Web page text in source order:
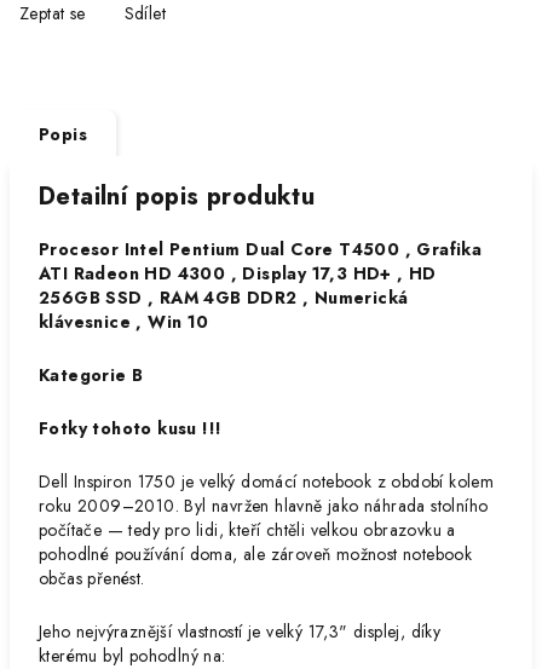
Zeptat se Sdílet
Popis
Detailní popis produktu
Procesor Intel Pentium Dual Core T4500 , Grafika
ATI Radeon HD 4300 , Display 17,3 HD+ , HD
256GB SSD , RAM 4GB DDR2 , Numerická
klávesnice , Win 10
Kategorie B
Fotky tohoto kusu !!!
Dell Inspiron 1750 je velký domácí notebook z období kolem
roku 2009–2010. Byl navržen hlavně jako náhrada stolního
počítače — tedy pro lidi, kteří chtěli velkou obrazovku a
pohodlné používání doma, ale zároveň možnost notebook
občas přenést.
Jeho nejvýraznější vlastností je velký 17,3" displej, díky
kterému byl pohodlný na: